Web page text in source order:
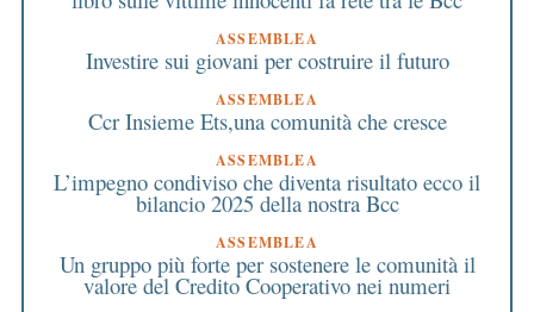
ASSEMBLEA
Investire sui giovani per costruire il futuro
ASSEMBLEA
Ccr Insieme Ets,una comunità che cresce
ASSEMBLEA
L’impegno condiviso che diventa risultato ecco il
bilancio 2025 della nostra Bcc
ASSEMBLEA
Un gruppo più forte per sostenere le comunità il
valore del Credito Cooperativo nei numeri